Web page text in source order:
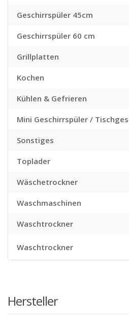
Geschirrspüler 45cm
Geschirrspüler 60 cm
Grillplatten
Kochen
Kühlen & Gefrieren
Mini Geschirrspüler /
Sonstiges
Toplader
Wäschetrockner
Waschmaschinen
Waschtrockner
Waschtrockner
Hersteller